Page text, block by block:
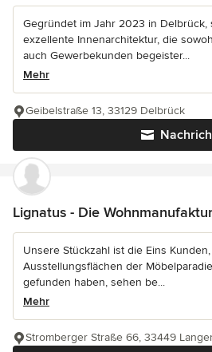
Gegründet im Jahr 2023 in Delbrück,
exzellente Innenarchitektur, die
auch Gewerbekunden begeister...
Mehr
Geibelstraße 13, 33129 Delbrück
Lignatus - Die Wohnmanufaktur
Unsere Stückzahl ist die Eins
Ausstellungsflächen der
gefunden haben, sehen be...
Mehr
Stromberger Straße 66, 33449